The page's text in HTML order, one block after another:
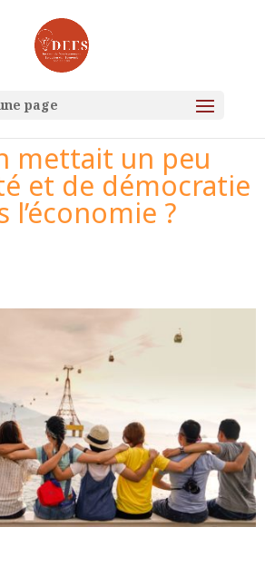
page
mettait un peu
et de démocratie
l’économie ?